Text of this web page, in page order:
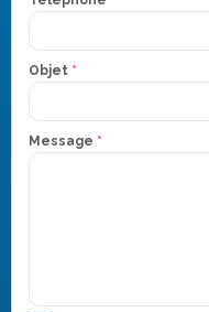
Objet *
Message *